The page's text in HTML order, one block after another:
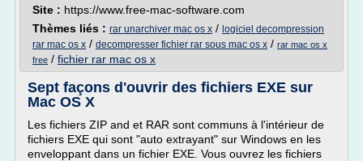
Site : https://www.free-mac-software.com
Thèmes liés : rar unarchiver mac os x / logiciel decompression
rar mac os x / decompresser fichier rar sous mac os x / rar mac os x
free / fichier rar mac os x
Sept façons d'ouvrir des fichiers EXE sur
Mac OS X
Les fichiers ZIP and et RAR sont communs à l'intérieur de
fichiers EXE qui sont "auto extrayant" sur Windows en les
enveloppant dans un fichier EXE. Vous ouvrez les fichiers